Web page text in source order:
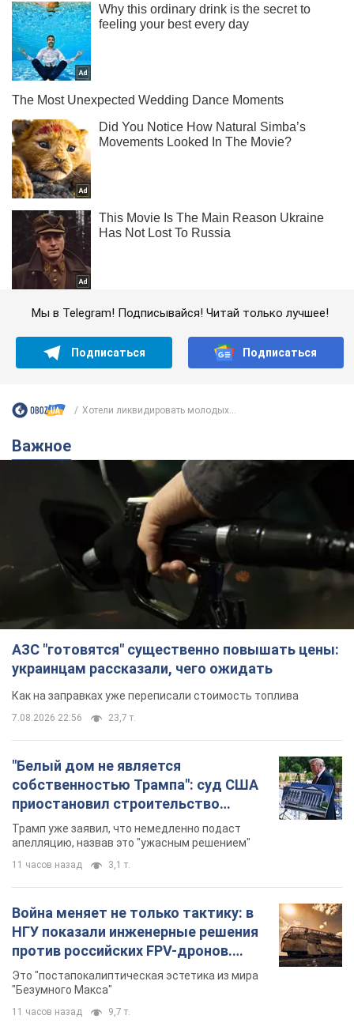
Мы в Telegram! Подписывайся! Читай только лучшее!
Подписаться Подписаться
Хотели ликвидировать молодых...
Важное
АЗС "готовятся" существенно повышать цены:
украинцам рассказали, чего ожидать
Как на заправках уже переписали стоимость топлива
7.08.2026 22:56 23,7 т.
"Белый дом не является
собственностью Трампа": суд США
приостановил строительство
бального зала стоимостью 400 млн
долларов
Трамп уже заявил, что немедленно подаст
апелляцию, назвав это "ужасным решением"
11 часов назад 3,1 т.
Война меняет не только тактику: в
НГУ показали инженерные решения
против российских FPV-дронов.
Фото
Это "постапокалиптическая эстетика из мира
"Безумного Макса"
11 часов назад 9,7 т.